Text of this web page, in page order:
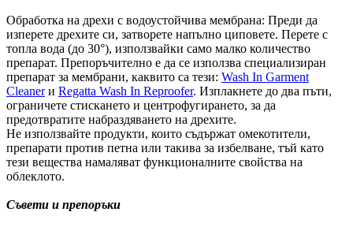
Обработка на дрехи с водоустойчива мембрана: Преди да
изперете дрехите си, затворете напълно циповете. Перете с
топла вода (до 30°), използвайки само малко количество
препарат. Препоръчително е да се използва специализиран
препарат за мембрани, каквито са тези: Wash In Garment
Cleanerи Regatta Wash In Reproofer. Изплакнете до два пъти,
ограничете стискането и центрофугирането, за да
предотвратите набраздяването на дрехите.
Не използвайте продукти, които съдържат омекотители,
препарати против петна или такива за избелване, тъй като
тези вещества намаляват функционалните свойства на
облеклото.
Съвети и препоръки